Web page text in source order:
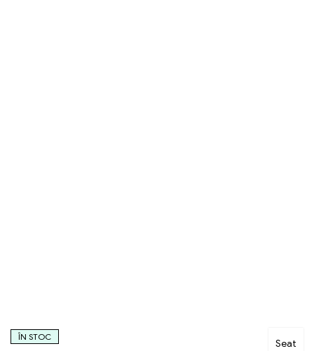
Seat
ÎN STOC